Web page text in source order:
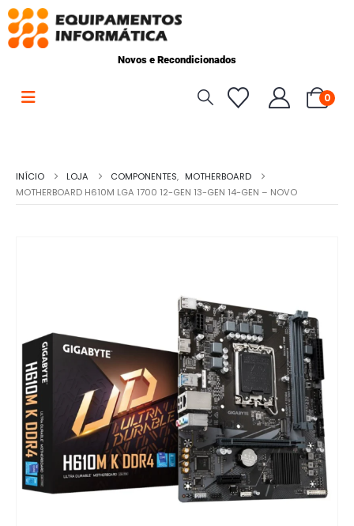
Novos e Recondicionados
0
INÍCIO LOJA COMPONENTES, MOTHERBOARD
MOTHERBOARD H610M LGA 1700 12-GEN 13-GEN 14-GEN – NOVO